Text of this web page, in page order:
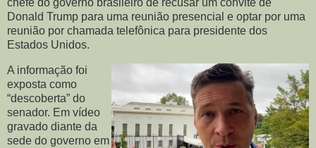
chefe do governo brasileiro de recusar um convite de
Donald Trump para uma reunião presencial e optar por uma
reunião por chamada telefônica para presidente dos
Estados Unidos.
A informação foi
exposta como
“descoberta” do
senador. Em vídeo
gravado diante da
sede do governo em